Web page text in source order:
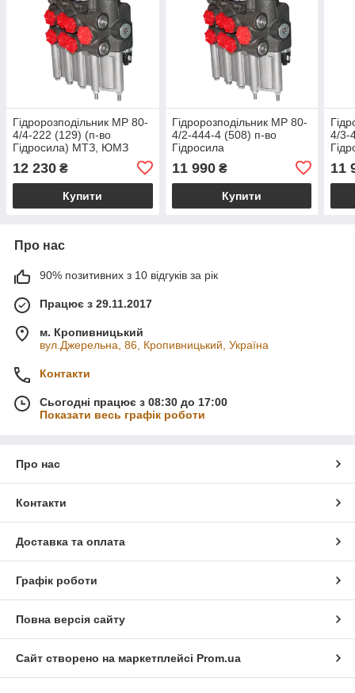
Гідророзподільник МР 80-
4/4-222 (129) (п-во
Гідросила) МТЗ, ЮМЗ
12 230 ₴
Купити
Гідророзподільник МР 80-
4/2-444-4 (508) п-во
Гідросила
11 990₴
Купити
4/3-
11
Про нас
90% позитивних з 10 відгуків за рік
Працює з 29.11.2017
м. Кропивницький
вул.Джерельна, 86, Кропивницький, Україна
Контакти
Сьогодні працює з 08:30 до 17:00
Показати весь графік роботи
Про нас
Контакти
Доставка та оплата
Графік роботи
Повна версія сайту
Сайт створено на маркетплейсі Prom.ua